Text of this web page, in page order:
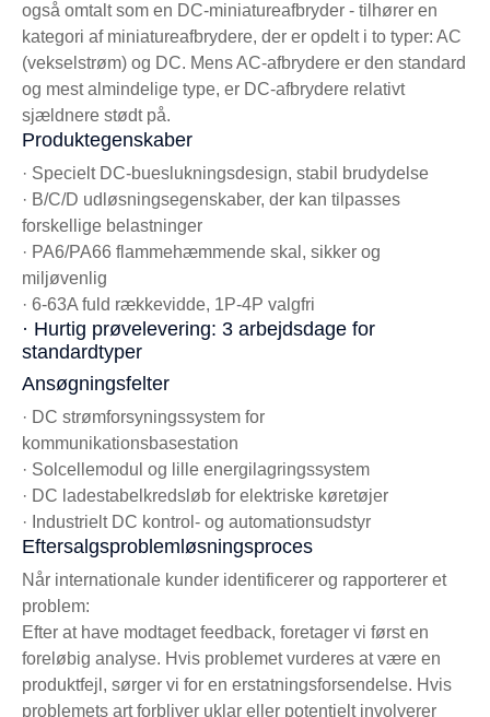
også omtalt som en DC-miniatureafbryder - tilhører en
kategori af miniatureafbrydere, der er opdelt i to typer: AC
(vekselstrøm) og DC. Mens AC-afbrydere er den standard
og mest almindelige type, er DC-afbrydere relativt
sjældnere stødt på.
Produktegenskaber
· Specielt DC-bueslukningsdesign, stabil brudydelse
· B/C/D udløsningsegenskaber, der kan tilpasses
forskellige belastninger
· PA6/PA66 flammehæmmende skal, sikker og
miljøvenlig
· 6-63A fuld rækkevidde, 1P-4P valgfri
· Hurtig prøvelevering: 3 arbejdsdage for
standardtyper
Ansøgningsfelter
· DC strømforsyningssystem for
kommunikationsbasestation
· Solcellemodul og lille energilagringssystem
· DC ladestabelkredsløb for elektriske køretøjer
· Industrielt DC kontrol- og automationsudstyr
Eftersalgsproblemløsningsproces
Når internationale kunder identificerer og rapporterer et
problem:
Efter at have modtaget feedback, foretager vi først en
foreløbig analyse. Hvis problemet vurderes at være en
produktfejl, sørger vi for en erstatningsforsendelse. Hvis
problemets art forbliver uklar eller potentielt involverer